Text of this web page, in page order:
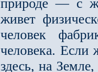
природе — с
живет
человек
человека. Если
здесь, на